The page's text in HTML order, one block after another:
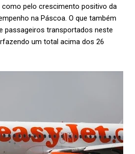
como pelo crescimento positivo da
na Páscoa. O que também
passageiros transportados neste
um total acima dos 26